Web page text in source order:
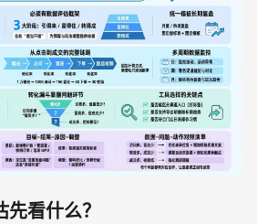
看什么？